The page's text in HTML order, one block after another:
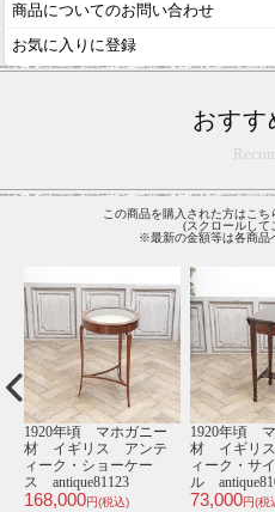
商品についてのお問い合わせ
お気に入りに登録
おすす
この商品を購入された方はこち
(スクロールして
※最新の金額等は各商品
1920年頃 マホガニー
材 イギリス アンテ
ィーク・ショーケー
ス antique81123
168,000円(税込)
1920年頃
材 イギリ
ィーク・サ
ル
73,000円(税